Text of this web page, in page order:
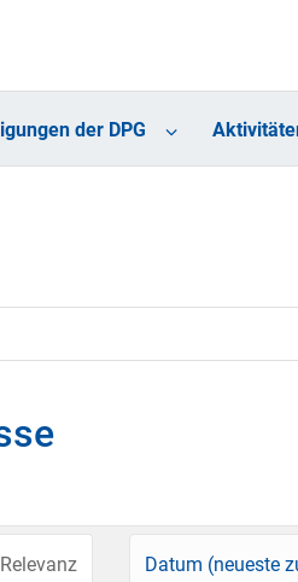
der DPG
Relevanz Datum (neueste